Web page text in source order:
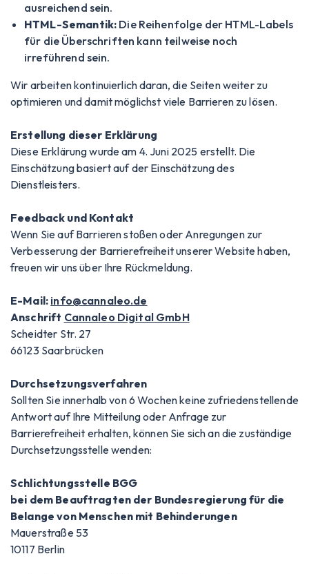
ausreichend sein.
HTML-Semantik: Die Reihenfolge der HTML-Labels
für die Überschriften kann teilweise noch
irreführend sein.
Wir arbeiten kontinuierlich daran, die Seiten weiter zu
optimieren und damit möglichst viele Barrieren zu lösen.
Erstellung dieser Erklärung
Diese Erklärung wurde am 4. Juni 2025 erstellt. Die
Einschätzung basiert auf der Einschätzung des
Dienstleisters.
Feedback und Kontakt
Wenn Sie auf Barrieren stoßen oder Anregungen zur
Verbesserung der Barrierefreiheit unserer Website haben,
freuen wir uns über Ihre Rückmeldung.
E-Mail: info@cannaleo.de
Anschrift Cannaleo Digital GmbH
Scheidter Str. 27
66123 Saarbrücken
Durchsetzungsverfahren
Sollten Sie innerhalb von 6 Wochen keine zufriedenstellende
Antwort auf Ihre Mitteilung oder Anfrage zur
Barrierefreiheit erhalten, können Sie sich an die zuständige
Durchsetzungsstelle wenden:
Schlichtungsstelle BGG
bei dem Beauftragten der Bundesregierung für die
Belange von Menschen mit Behinderungen
Mauerstraße 53
10117 Berlin